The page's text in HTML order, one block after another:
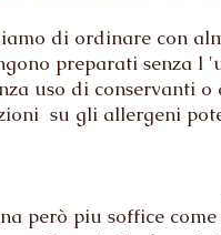
di ordinare con
preparati senza
uso di conservanti
su gli allergeni
però piu soffice